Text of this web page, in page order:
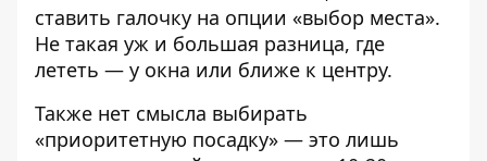
ставить галочку на опции «выбор места».
Не такая уж и большая разница, где
лететь — у окна или ближе к центру.
Также нет смысла выбирать
«приоритетную посадку» — это лишь